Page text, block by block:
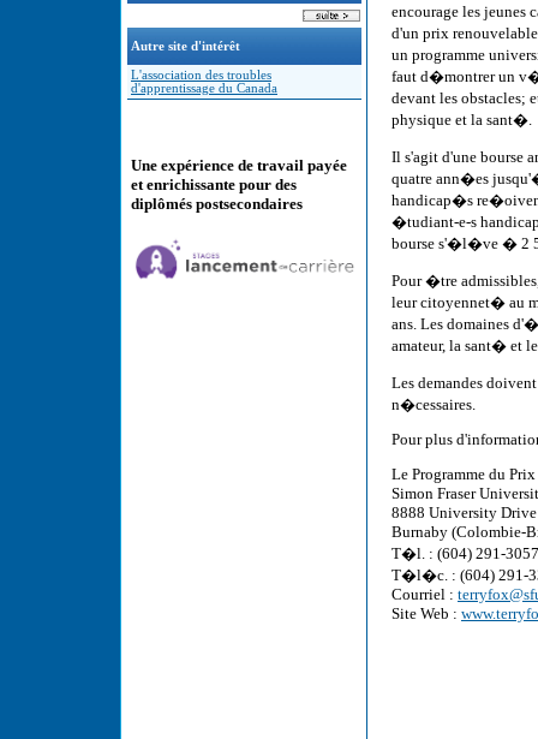
Autre site d'intérêt
L'association des troubles
d'apprentissage du Canada
Une expérience de travail payée
et enrichissante pour des
diplômés postsecondaires
encourage les jeunes
d'un prix
un programme
faut d�montrer un
devant les obstacles;
physique et la sant�.
Il s'agit d'une bourse
quatre ann�es
handicap�s re�oivent
�tudiant-e-s
bourse s'�l�ve � 2
Pour �tre
leur citoyennet� au
ans. Les domaines
amateur, la sant� et
Les demandes
n�cessaires.
Pour plus
Le Programme du
Simon Fraser
8888 University Drive
Burnaby (Colombie-
T�l. : (604) 291-3057
T�l�c. : (604) 291-
Courriel :
Site Web :